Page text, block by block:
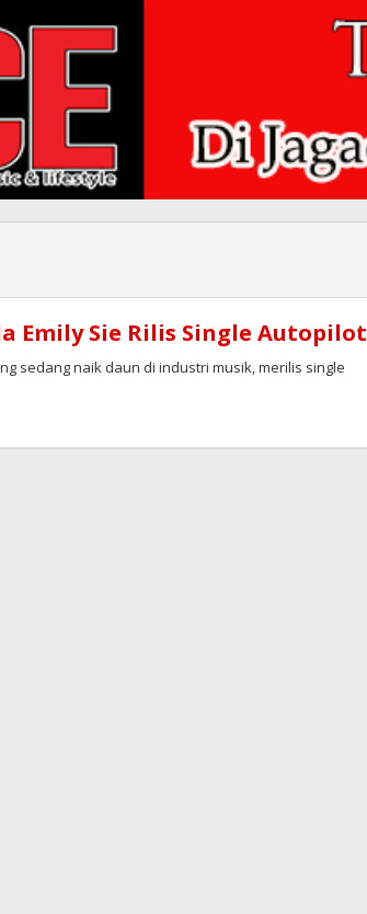
Emily Sie Rilis Single Autopilot
sedang naik daun di industri musik, merilis single